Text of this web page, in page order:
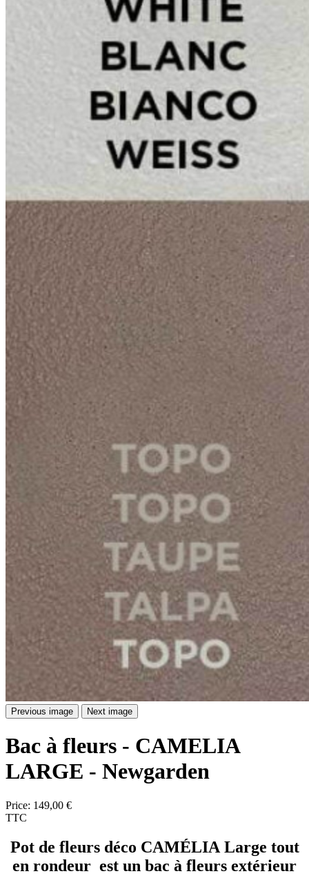
Previous image Next image
Bac à fleurs - CAMELIA
LARGE - Newgarden
Price: 149,00 €
TTC
Pot de fleurs déco CAMÉLIA Large tout
en rondeur est un bac à fleurs extérieur